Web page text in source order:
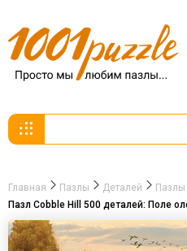
Главная Пазлы Деталей
Пазлы
Пазл Cobble Hill 500 деталей: Поле